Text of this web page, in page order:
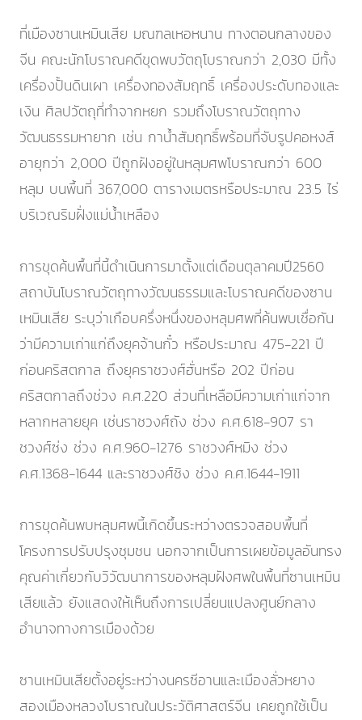
ที่เมืองซานเหมินเสีย มณฑลเหอหนาน ทางตอนกลางของ
จีน คณะนักโบราณคดีขุดพบวัตถุโบราณกว่า 2,030 มีทั้ง
เครื่องปั้นดินเผา เครื่องทองสัมฤทธิ์ เครื่องประดับทองและ
เงิน ศิลปวัตถุที่ทำจากหยก รวมถึงโบราณวัตถุทาง
วัฒนธรรมหายาก เช่น กาน้ำสัมฤทธิ์พร้อมที่จับรูปคอหงส์
อายุกว่า 2,000 ปีถูกฝังอยู่ในหลุมศพโบราณกว่า 600
หลุม บนพื้นที่ 367,000 ตารางเมตรหรือประมาณ 23.5 ไร่
บริเวณริมฝั่งแม่น้ำเหลือง
การขุดค้นพื้นที่นี้ดำเนินการมาตั้งแต่เดือนตุลาคมปี2560
สถาบันโบราณวัตถุทางวัฒนธรรมและโบราณคดีของซาน
เหมินเสีย ระบุว่าเกือบครึ่งหนึ่งของหลุมศพที่ค้นพบเชื่อกัน
ว่ามีความเก่าแก่ถึงยุคจ้านกั๋ว หรือประมาณ 475-221 ปี
ก่อนคริสตกาล ถึงยุคราชวงศ์ฮั่นหรือ 202 ปีก่อน
คริสตกาลถึงช่วง ค.ศ.220 ส่วนที่เหลือมีความเก่าแก่จาก
หลากหลายยุค เช่นราชวงศ์ถัง ช่วง ค.ศ.618-907 รา
ชวงศ์ซ่ง ช่วง ค.ศ.960-1276 ราชวงศ์หมิง ช่วง
ค.ศ.1368-1644 และราชวงศ์ชิง ช่วง ค.ศ.1644-1911
การขุดค้นพบหลุมศพนี้เกิดขึ้นระหว่างตรวจสอบพื้นที่
โครงการปรับปรุงชุมชน นอกจากเป็นการเผยข้อมูลอันทรง
คุณค่าเกี่ยวกับวิวัฒนาการของหลุมฝังศพในพื้นที่ซานเหมิน
เสียแล้ว ยังแสดงให้เห็นถึงการเปลี่ยนแปลงศูนย์กลาง
อำนาจทางการเมืองด้วย
ซานเหมินเสียตั้งอยู่ระหว่างนครซีอานและเมืองลั่วหยาง
สองเมืองหลวงโบราณในประวัติศาสตร์จีน เคยถูกใช้เป็น